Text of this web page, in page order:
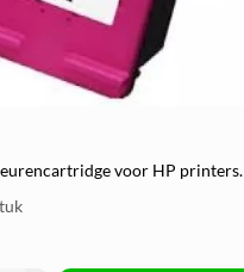
voor HP printers.